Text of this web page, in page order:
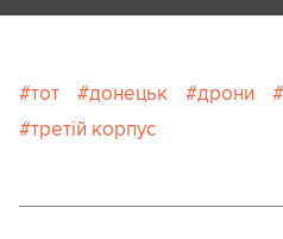
тот донецьк дрони
третій корпус